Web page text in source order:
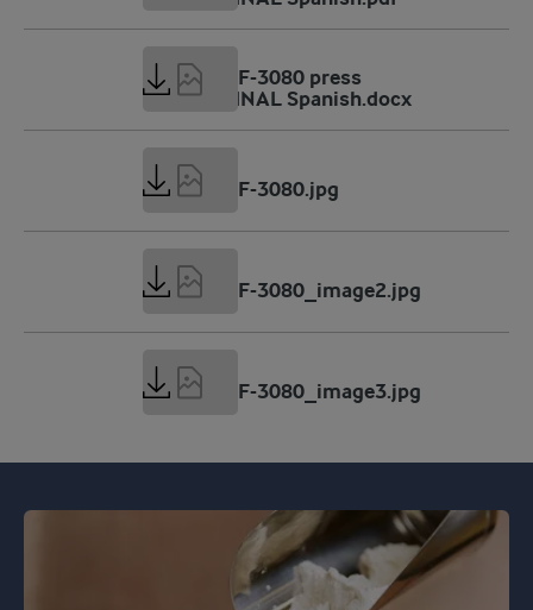
Peptigen IF-3080 press
release_FINAL Spanish.docx
Peptigen IF-3080.jpg
Peptigen IF-3080_image2.jpg
918 KB
Peptigen IF-3080_image3.jpg